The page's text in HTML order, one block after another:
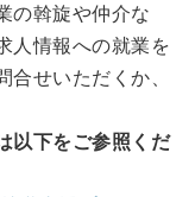
の斡旋や仲介な
人情報への就業を
せいただくか、
以下をご参照くだ